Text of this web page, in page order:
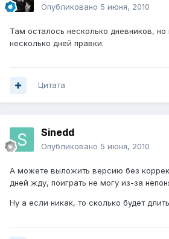
Опубликовано 5 июня, 2010
Там осталось несколько дневников, но
несколько дней правки.
Цитата
Sinedd
Опубликовано 5 июня, 2010
А можете выложить версию без
дней жду, поиграть не могу из-за
Ну а если никак, то сколько будет